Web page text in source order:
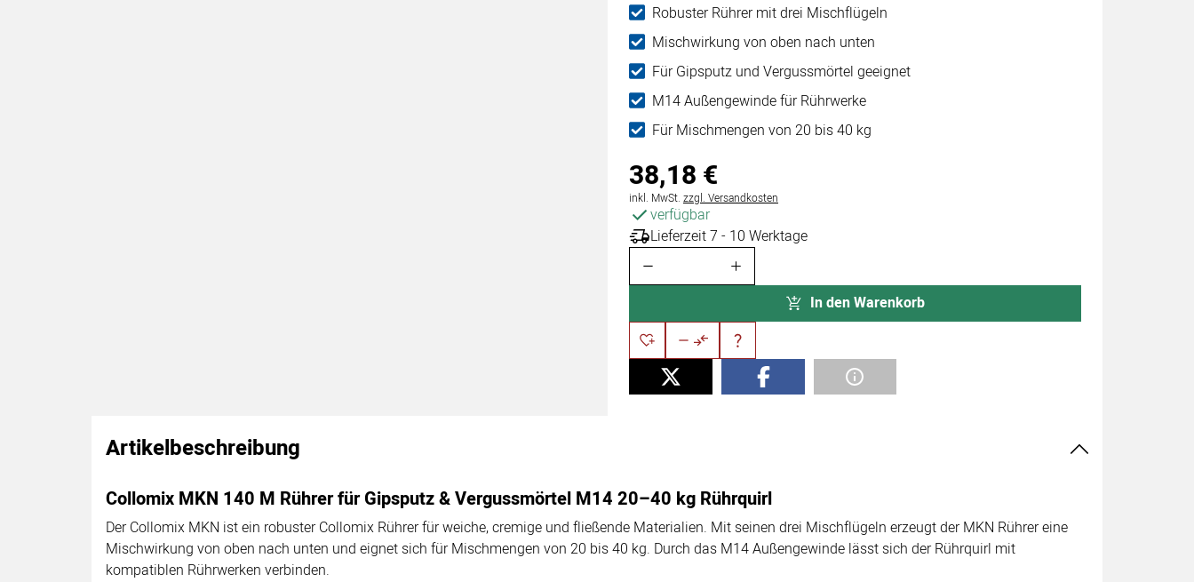
Robuster Rührer mit drei Mischflügeln
Mischwirkung von oben nach unten
Für Gipsputz und Vergussmörtel geeignet
M14 Außengewinde für Rührwerke
Für Mischmengen von 20 bis 40 kg
38,18 €
Steuerhinweis:
inkl. MwSt. zzgl. Versandkosten
verfügbar
Lieferzeit 7 - 10 Werktage
In den Warenkorb
Artikelbeschreibung
Collomix MKN 140 M Rührer für Gipsputz & Vergussmörtel M14 20–40 kg Rührquirl
Der Collomix MKN ist ein robuster Collomix Rührer für weiche, cremige und fließende Materialien. Mit seinen drei Mischflügeln erzeugt der MKN Rührer eine
Mischwirkung von oben nach unten und eignet sich für Mischmengen von 20 bis 40 kg. Durch das M14 Außengewinde lässt sich der Rührquirl mit
kompatiblen Rührwerken verbinden.